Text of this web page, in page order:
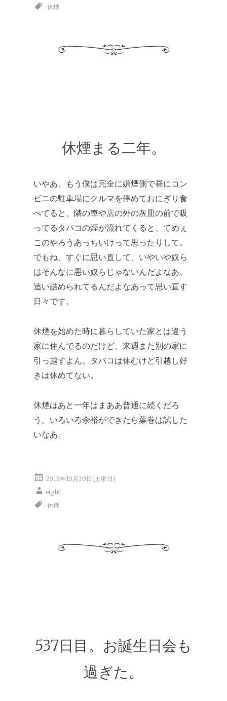
休煙
休煙まる二年。
いやあ、もう僕は完全に嫌煙側で昼にコン
ビニの駐車場にクルマを停めておにぎり食
べてると、隣の車や店の外の灰皿の前で吸
ってるタバコの煙が流れてくると、てめぇ
このやろうあっちいけって思ったりして。
でもね、すぐに思い直して、いやいや奴ら
はそんなに悪い奴らじゃないんだよなあ、
追い詰められてるんだよなあって思い直す
日々です。
休煙を始めた時に暮らしていた家とは違う
家に住んでるのだけど、来週また別の家に
引っ越すよん。タバコは休むけど引越し好
きは休めてない。
休煙はあと一年はまああ普通に続くだろ
う。いろいろ余裕ができたら葉巻は試した
いなあ。
2012年10月20日(土曜日)
eight
休煙
537日目。お誕生日会も
過ぎた。